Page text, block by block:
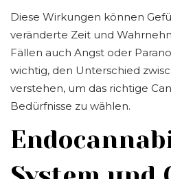
Diese Wirkungen können
veränderte Zeit und
Fällen auch Angst oder
wichtig, den Unterschied
verstehen, um das richtige
Bedürfnisse zu wählen.